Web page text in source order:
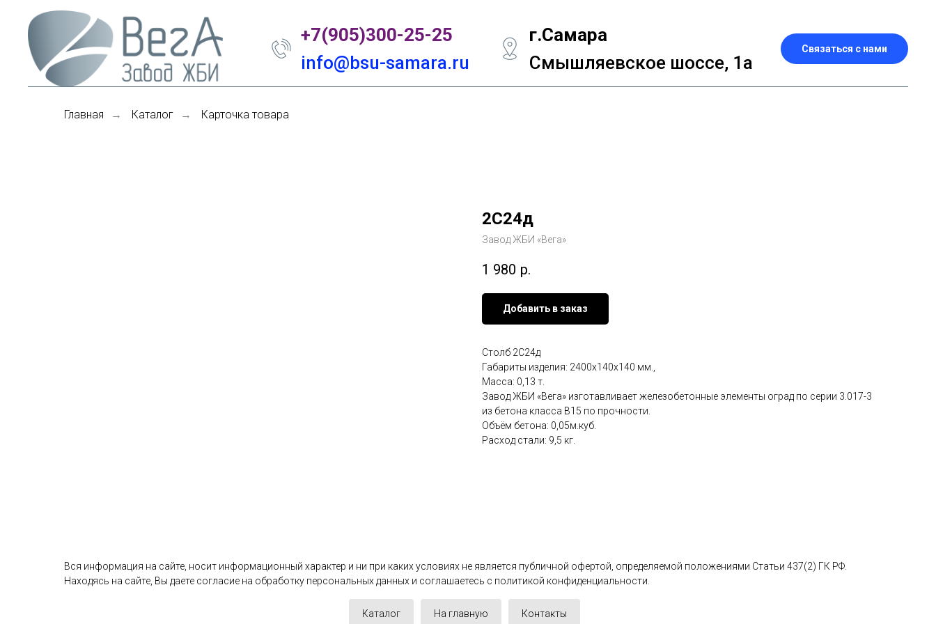
+7(905)300-25-25
info@bsu-samara.ru
г.Самара
Смышляевское шоссе, 1а
Связаться с нами
Главная → Каталог → Карточка товара
2С24д
Завод ЖБИ «Вега»
1 980 р.
Добавить в заказ
Столб 2С24д
Габариты изделия: 2400x140x140 мм.,
Масса: 0,13 т.
Завод ЖБИ «Вега» изготавливает железобетонные элементы оград по серии 3.017-3
из бетона класса В15 по прочности.
Объём бетона: 0,05м.куб.
Расход стали: 9,5 кг.
Вся информация на сайте, носит информационный характер и ни при каких условиях не является публичной офертой, определяемой положениями Статьи 437(2) ГК РФ.
Находясь на сайте, Вы даете согласие на обработку персональных данных и соглашаетесь c политикой конфиденциальности.
Каталог На главную Контакты